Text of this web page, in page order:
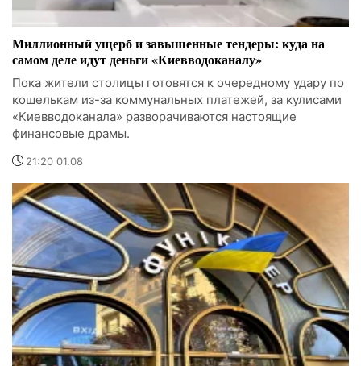
Миллионный ущерб и завышенные тендеры: куда на
самом деле идут деньги «Киевводоканалу»
Пока жители столицы готовятся к очередному удару по
кошелькам из-за коммунальных платежей, за кулисами
«Киевводоканала» разворачиваются настоящие
финансовые драмы.
21:20 01.08